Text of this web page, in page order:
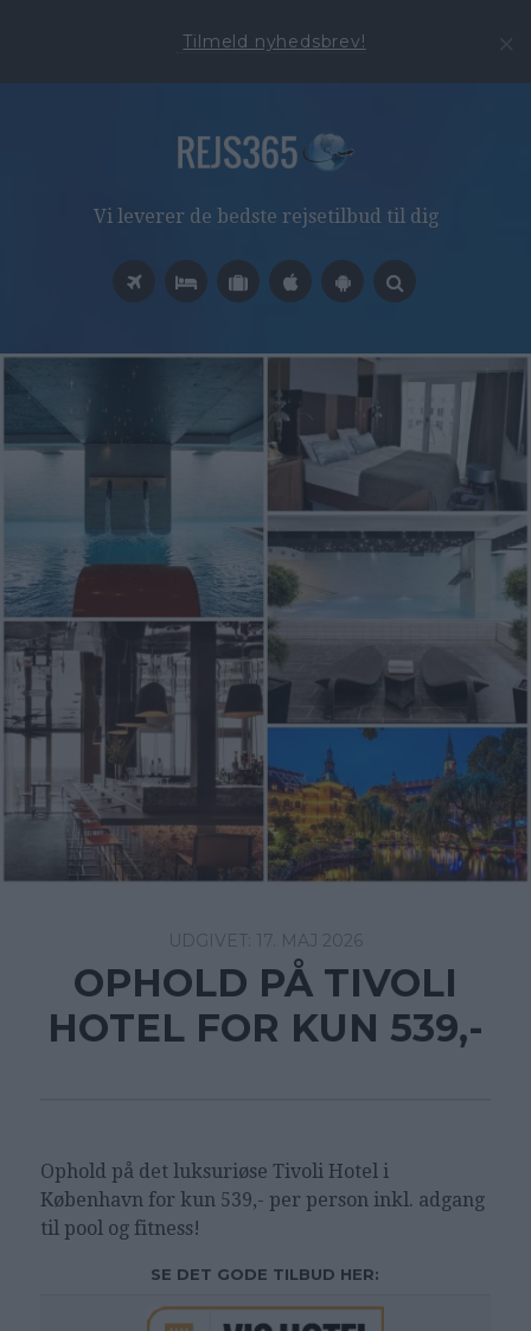
Tilmeld nyhedsbrev!
Vi leverer de bedste rejsetilbud til dig
17. MAJ 2026
OPHOLD PÅ TIVOLI
HOTEL FOR KUN 539,-
Ophold på det luksuriøse Tivoli Hotel i
København for kun 539,- per person inkl. adgang
til pool og fitness!
SE DET GODE TILBUD HER: